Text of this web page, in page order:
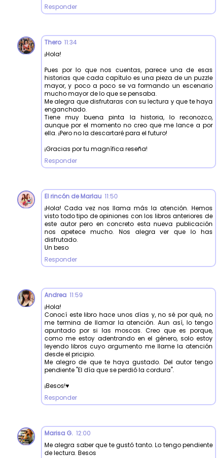
Responder
Thero 11:34
¡Hola!
Pues por lo que nos cuentas, parece una de esas
historias que cada capítulo es una pieza de un puzzle
mayor, y poco a poco se va formando un escenario
mucho mayor de lo que se pensaba.
Me alegra que disfrutaras con su lectura y que te haya
enganchado.
Tiene muy buena pinta la historia, lo reconozco,
aunque por el momento no creo que me lance a por
ella. ¡Pero no la descartaré para el futuro!
¡Gracias por tu magnífica reseña!
Responder
El rincón de Marlau 11:50
¡Hola! Cada vez nos llama más la atención. Hemos
visto todo tipo de opiniones con los libros anteriores de
este autor pero en concreto esta nueva publicación
nos apetece mucho. Nos alegra ver que lo has
disfrutado.
Un beso
Responder
Andrea 11:59
¡Hola!
Conocí este libro hace unos días y, no sé por qué, no
me termina de llamar la atención. Aun así, lo tengo
apuntado por si las moscas. Creo que es porque,
como me estoy adentrando en el género, solo estoy
leyendo libros cuyo argumento me llame la atención
desde el pricipio.
Me alegro de que te haya gustado. Del autor tengo
pendiente "El día que se perdió la cordura".
¡Besos!♥
Responder
Marisa G. 12:00
Me alegra saber que te gustó tanto. Lo tengo pendiente
de lectura. Besos